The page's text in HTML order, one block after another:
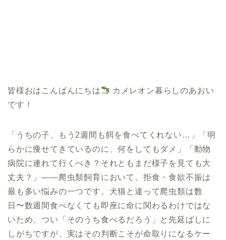
皆様おはこんばんにちは
カメレオン暮らしのあおい
です！
「うちの子、もう2週間も餌を食べてくれない…」「明
らかに痩せてきているのに、何をしてもダメ」「動物
病院に連れて行くべき？それともまだ様子を見ても大
丈夫？」――爬虫類飼育において、拒食・食欲不振は
最も多い悩みの一つです。犬猫と違って爬虫類は数
日〜数週間食べなくても即座に命に関わるわけではな
いため、つい「そのうち食べるだろう」と先延ばしに
しがちですが、実はその判断こそが命取りになるケー